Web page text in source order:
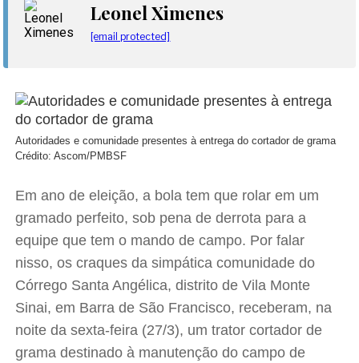
Leonel Ximenes
[email protected]
Autoridades e comunidade presentes à entrega do cortador de grama
Crédito: Ascom/PMBSF
Em ano de eleição, a bola tem que rolar em um
gramado perfeito, sob pena de derrota para a
equipe que tem o mando de campo. Por falar
nisso, os craques da simpática comunidade do
Córrego Santa Angélica, distrito de Vila Monte
Sinai, em Barra de São Francisco, receberam, na
noite da sexta-feira (27/3), um trator cortador de
grama destinado à manutenção do campo de